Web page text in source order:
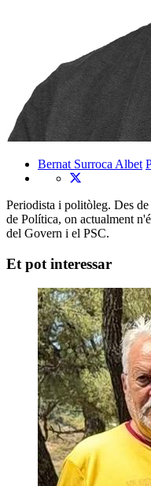
Bernat Surroca Albet
Periodista i politòleg. Des de
de Política, on actualment
del Govern i el PSC.
Et pot interessar